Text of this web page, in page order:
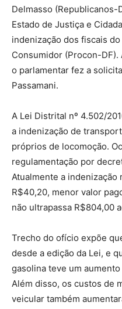
Delmasso (Republicanos-
Estado de Justiça e
indenização dos fiscais
Consumidor (Procon-
o parlamentar fez a
Passamani.
A Lei Distrital nº 4.502/
a indenização de
próprios de locomoção.
regulamentação por
Atualmente a
R$40,20, menor valor
não ultrapassa R$804,00
Trecho do ofício expõe
desde a edição da Lei, e
gasolina teve um
Além disso, os custos de
veicular também